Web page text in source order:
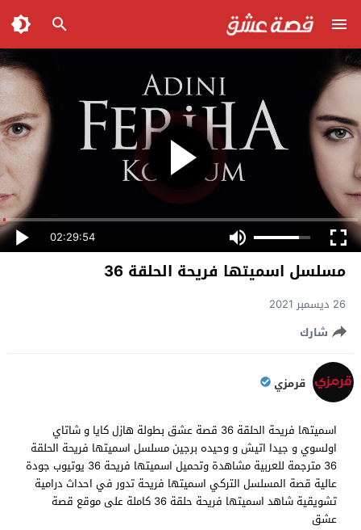
02:29:54
مسلسل اسميتها فريحة الحلقة 36
26 ديسمبر 2021
شارك
قرمزي
اسميتها فريحة الحلقة 36 قصة عشق بطولة هازل كايا و شاتاي
اولسوي و جيدا اتيش و وحيده برجين مسلسل اسميتها فريحة الحلقة
36 مترجمة للعربية مشاهدة وتحميل اسميتها فريحة 36 يوتيوب جودة
عالية قصة المسلسل التركي اسميتها فريحة تدور في احداث درامية
تشويقية شاهد اسميتها فريحة حلقة 36 كاملة على موقع قصة
عشق